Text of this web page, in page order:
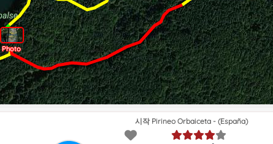
Photo
시작 Pirineo Orbaiceta - (España)